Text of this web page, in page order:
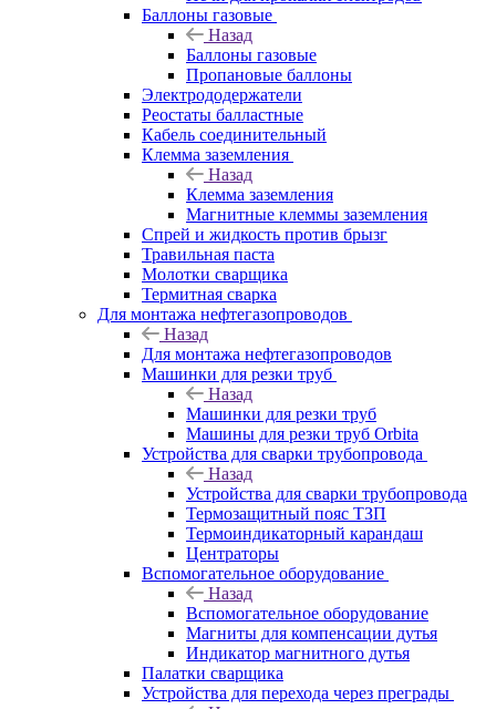
Баллоны газовые
Назад
Баллоны газовые
Пропановые баллоны
Электрододержатели
Реостаты балластные
Кабель соединительный
Клемма заземления
Назад
Клемма заземления
Магнитные клеммы заземления
Спрей и жидкость против брызг
Травильная паста
Молотки сварщика
Термитная сварка
Для монтажа нефтегазопроводов
Назад
Для монтажа нефтегазопроводов
Машинки для резки труб
Назад
Машинки для резки труб
Машины для резки труб Orbita
Устройства для сварки трубопровода
Назад
Устройства для сварки трубопровода
Термозащитный пояс ТЗП
Термоиндикаторный карандаш
Центраторы
Вспомогательное оборудование
Назад
Вспомогательное оборудование
Магниты для компенсации дутья
Индикатор магнитного дутья
Палатки сварщика
Устройства для перехода через преграды